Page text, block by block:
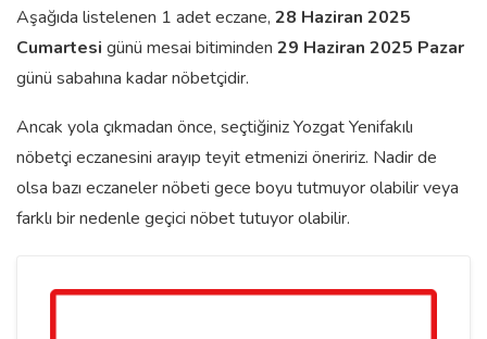
Aşağıda listelenen 1 adet eczane, 28 Haziran 2025
Cumartesi günü mesai bitiminden 29 Haziran 2025 Pazar
günü sabahına kadar nöbetçidir.
Ancak yola çıkmadan önce, seçtiğiniz Yozgat Yenifakılı
nöbetçi eczanesini arayıp teyit etmenizi öneririz. Nadir de
olsa bazı eczaneler nöbeti gece boyu tutmuyor olabilir veya
farklı bir nedenle geçici nöbet tutuyor olabilir.